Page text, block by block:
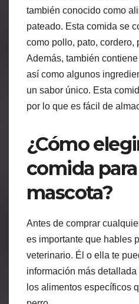
también conocido como
pateado. Esta comida se
como pollo, pato, cordero,
Además, también
así como algunos
un sabor único. Esta
por lo que es fácil de
¿Cómo
comida
mascota?
Antes de comprar
es importante que hables
veterinario. Él o ella te
información más
los alimentos específicos